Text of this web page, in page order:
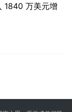
1840 万美元增